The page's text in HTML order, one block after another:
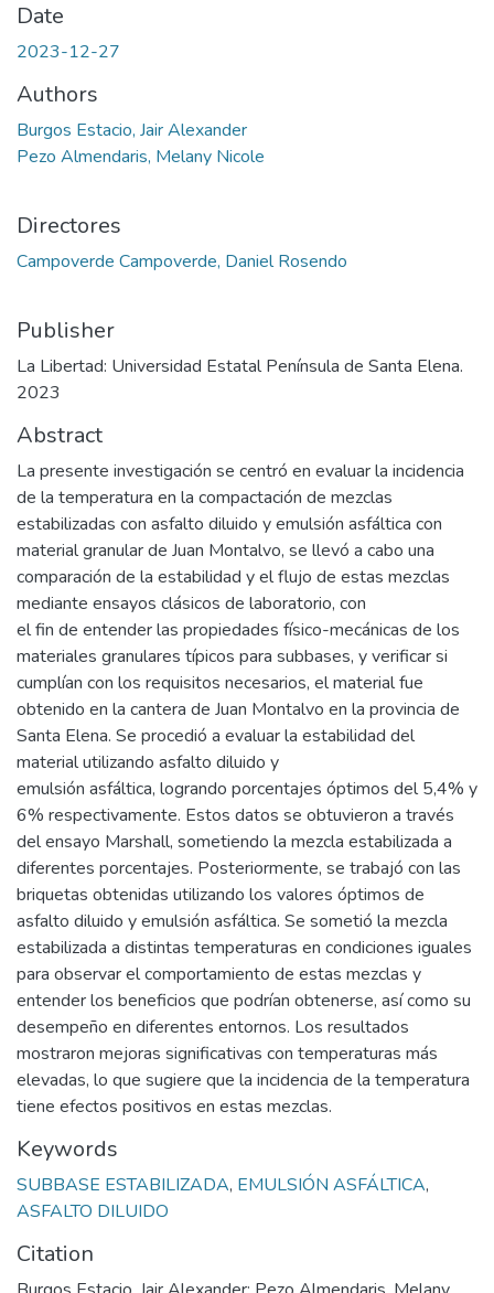
Date
2023-12-27
Authors
Burgos Estacio, Jair Alexander
Pezo Almendaris, Melany Nicole
Directores
Campoverde Campoverde, Daniel Rosendo
Publisher
La Libertad: Universidad Estatal Península de Santa Elena.
2023
Abstract
La presente investigación se centró en evaluar la incidencia
de la temperatura en la compactación de mezclas
estabilizadas con asfalto diluido y emulsión asfáltica con
material granular de Juan Montalvo, se llevó a cabo una
comparación de la estabilidad y el flujo de estas mezclas
mediante ensayos clásicos de laboratorio, con
el fin de entender las propiedades físico-mecánicas de los
materiales granulares típicos para subbases, y verificar si
cumplían con los requisitos necesarios, el material fue
obtenido en la cantera de Juan Montalvo en la provincia de
Santa Elena. Se procedió a evaluar la estabilidad del
material utilizando asfalto diluido y
emulsión asfáltica, logrando porcentajes óptimos del 5,4% y
6% respectivamente. Estos datos se obtuvieron a través
del ensayo Marshall, sometiendo la mezcla estabilizada a
diferentes porcentajes. Posteriormente, se trabajó con las
briquetas obtenidas utilizando los valores óptimos de
asfalto diluido y emulsión asfáltica. Se sometió la mezcla
estabilizada a distintas temperaturas en condiciones iguales
para observar el comportamiento de estas mezclas y
entender los beneficios que podrían obtenerse, así como su
desempeño en diferentes entornos. Los resultados
mostraron mejoras significativas con temperaturas más
elevadas, lo que sugiere que la incidencia de la temperatura
tiene efectos positivos en estas mezclas.
Keywords
SUBBASE ESTABILIZADA, EMULSIÓN ASFÁLTICA,
ASFALTO DILUIDO
Citation